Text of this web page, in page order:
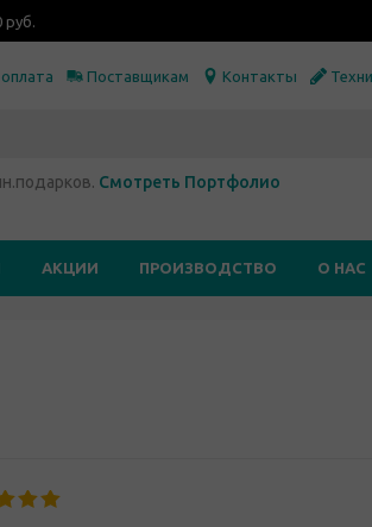
руб.
Поставщикам Контакты
Смотреть Портфолио
АКЦИИ ПРОИЗВОДСТВО О НАС